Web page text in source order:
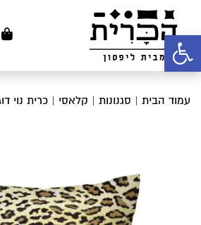
פתח סרגל נגישות
עמוד הבית | סגנונות | קלאסי | כרית נוי